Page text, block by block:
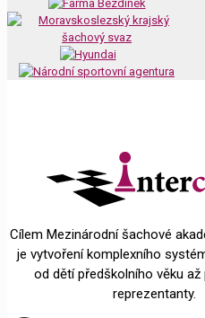
Cílem Mezinárodní šachové
je vytvoření komplexního
od dětí předškolního věku až
reprezentanty.